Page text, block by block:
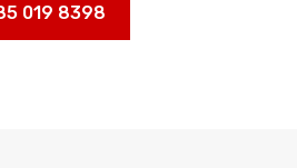
019 8398